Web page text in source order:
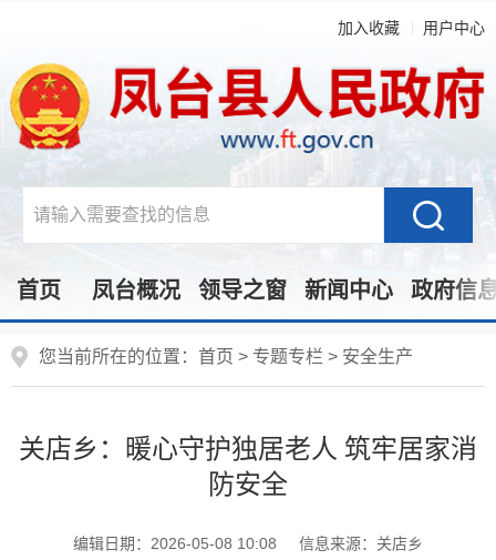
加入收藏 用户中心
首页 凤台概况 领导之窗 新闻中心 政府信
您当前所在的位置： 首页 > 专题专栏 > 安全生产
关店乡：暖心守护独居老人 筑牢居家消
防安全
编辑日期：2026-05-08 10:08
信息来源：关店乡